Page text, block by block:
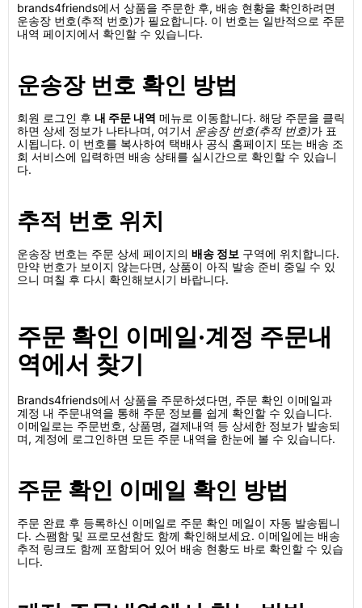
brands4friends에서 상품을 주문한 후, 배송 현황을 확인하려면
운송장 번호(추적 번호)가 필요합니다. 이 번호는 일반적으로 주문
내역 페이지에서 확인할 수 있습니다.
운송장 번호 확인 방법
회원 로그인 후 내 주문 내역 메뉴로 이동합니다. 해당 주문을 클릭
하면 상세 정보가 나타나며, 여기서 운송장 번호(추적 번호)가 표
시됩니다. 이 번호를 복사하여 택배사 공식 홈페이지 또는 배송 조
회 서비스에 입력하면 배송 상태를 실시간으로 확인할 수 있습니
다.
추적 번호 위치
운송장 번호는 주문 상세 페이지의 배송 정보 구역에 위치합니다.
만약 번호가 보이지 않는다면, 상품이 아직 발송 준비 중일 수 있
으니 며칠 후 다시 확인해보시기 바랍니다.
주문 확인 이메일·계정 주문내
역에서 찾기
Brands4friends에서 상품을 주문하셨다면, 주문 확인 이메일과
계정 내 주문내역을 통해 주문 정보를 쉽게 확인할 수 있습니다.
이메일로는 주문번호, 상품명, 결제내역 등 상세한 정보가 발송되
며, 계정에 로그인하면 모든 주문 내역을 한눈에 볼 수 있습니다.
주문 확인 이메일 확인 방법
주문 완료 후 등록하신 이메일로 주문 확인 메일이 자동 발송됩니
다. 스팸함 및 프로모션함도 함께 확인해보세요. 이메일에는 배송
추적 링크도 함께 포함되어 있어 배송 현황도 바로 확인할 수 있습
니다.